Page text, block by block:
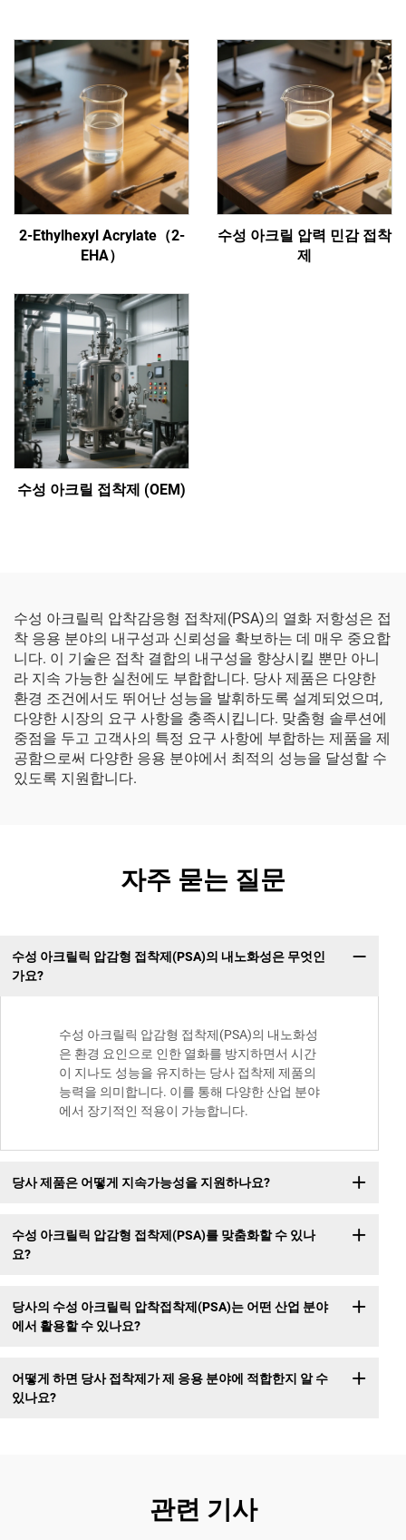
2-Ethylhexyl Acrylate（2-
EHA）
수성 아크릴 압력 민감 접착
제
수성 아크릴 접착제 (OEM)
수성 아크릴릭 압착감응형 접착제(PSA)의 열화 저항성은 접
착 응용 분야의 내구성과 신뢰성을 확보하는 데 매우 중요합
니다. 이 기술은 접착 결합의 내구성을 향상시킬 뿐만 아니
라 지속 가능한 실천에도 부합합니다. 당사 제품은 다양한
환경 조건에서도 뛰어난 성능을 발휘하도록 설계되었으며,
다양한 시장의 요구 사항을 충족시킵니다. 맞춤형 솔루션에
중점을 두고 고객사의 특정 요구 사항에 부합하는 제품을 제
공함으로써 다양한 응용 분야에서 최적의 성능을 달성할 수
있도록 지원합니다.
자주 묻는 질문
수성 아크릴릭 압감형 접착제(PSA)의 내노화성은 무엇인
가요?
수성 아크릴릭 압감형 접착제(PSA)의 내노화성
은 환경 요인으로 인한 열화를 방지하면서 시간
이 지나도 성능을 유지하는 당사 접착제 제품의
능력을 의미합니다. 이를 통해 다양한 산업 분야
에서 장기적인 적용이 가능합니다.
당사 제품은 어떻게 지속가능성을 지원하나요?
수성 아크릴릭 압감형 접착제(PSA)를 맞춤화할 수 있나
요?
당사의 수성 아크릴릭 압착접착제(PSA)는 어떤 산업 분야
에서 활용할 수 있나요?
어떻게 하면 당사 접착제가 제 응용 분야에 적합한지 알 수
있나요?
관련 기사